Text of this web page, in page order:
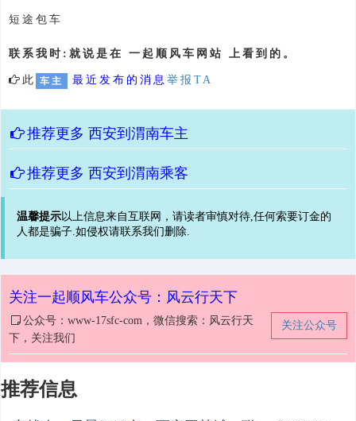
短途包车
联系我时:就说是在 一起顺风车网站 上看到的。
此 车主 最近发布的消息 举报TA
推荐更多 西安到渭南车主
推荐更多 西安到渭南乘客
温馨提示以上信息来自互联网，请读者审慎对待,任何索要订金的
人都是骗子.如侵权请联系我们删除.
关注一起顺风车公众号：风云行天下
关注公众号
公众号：www-17sfc-com，微信搜索：风云行天
下，关注我们
推荐信息